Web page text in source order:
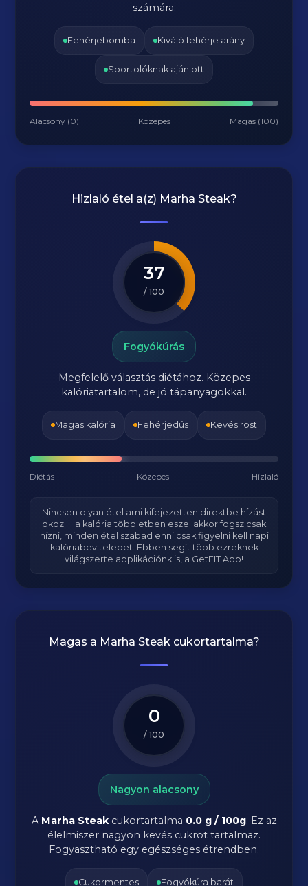
számára.
Fehérjebomba Kiváló fehérje arány
Sportolóknak ajánlott
Alacsony (0) Közepes Magas (100)
Hizlaló étel a(z) Marha Steak?
37
/ 100
Fogyókúrás
Megfelelő választás diétához. Közepes
kalóriatartalom, de jó tápanyagokkal.
Magas kalória Fehérjedús Kevés rost
Diétás Közepes Hizlaló
Nincsen olyan étel ami kifejezetten direktbe hízást
okoz. Ha kalória többletben eszel akkor fogsz csak
hízni, minden étel szabad enni csak figyelni kell napi
kalóriabeviteledet. Ebben segít több ezreknek
világszerte applikációnk is, a GetFIT App!
Magas a Marha Steakcukortartalma?
0
/ 100
Nagyon alacsony
A Marha Steakcukortartalma 0.0 g / 100g. Ez az
élelmiszer nagyon kevés cukrot tartalmaz.
Fogyasztható egy egészséges étrendben.
Cukormentes Fogyókúra barát